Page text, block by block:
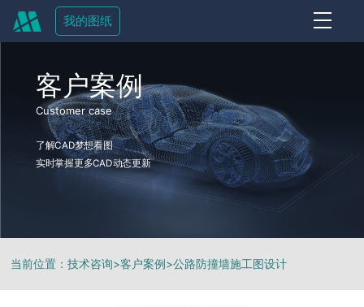
我的图纸
客户案例
Customer case
了解CAD梦想看图
实时掌握更多CAD动态更新
当前位置：技术咨询>客户案例>公路防撞墙施工图设计